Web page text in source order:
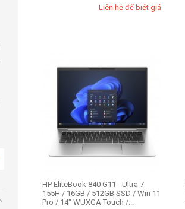
Liên hệ để biết giá
HP EliteBook 840 G11 - Ultra 7
155H / 16GB / 512GB SSD / Win 11
Pro / 14" WUXGA Touch /...